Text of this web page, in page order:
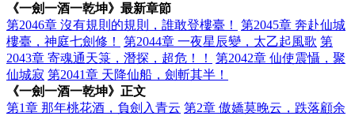
《一劍一酒一乾坤》最新章節
第2046章 沒有規則的規則，誰敢登樓臺！
第2045章 奔赴仙城
樓臺，神庭七劍修！
第2044章 一夜星辰變，太乙起風歌 第
2043章 寄魂通天箓，潛探，超危！！
第2042章 仙使震懾，聚
仙城寂 第2041章 天降仙船，劍斬其半！
《一劍一酒一乾坤》正文
第1章 那年桃花酒，負劍入青云 第2章 傲嬌莫晚云，跌落顧余